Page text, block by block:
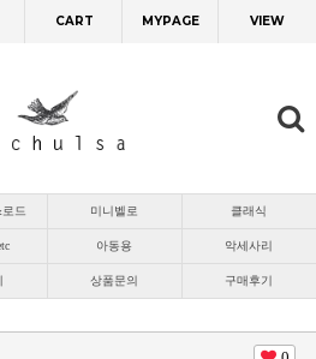
CART MYPAGE VIEW
드 미니벨로 클래식
아동용 악세사리
상품문의 구매후기